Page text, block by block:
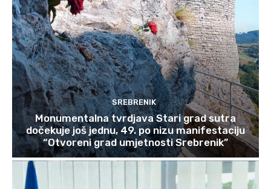
SREBRENIK
Monumentalna tvrdjava Stari grad sutra
dočekuje još jednu, 49. po nizu manifestaciju
“Otvoreni grad umjetnosti Srebrenik”